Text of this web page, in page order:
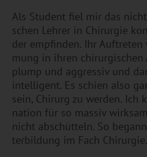
Als Stu­dent fiel mir das
schen Leh­rer in Chir­ur­gie
der emp­fin­den. Ihr
mung in ihren
plump und ag­gres­siv und
in­tel­li­gent. Es schien also
sein, Chir­urg zu wer­den. Ich
na­ti­on für so mas­siv
nicht ab­schüt­teln. So
ter­bil­dung im Fach Chir­ur­gie.